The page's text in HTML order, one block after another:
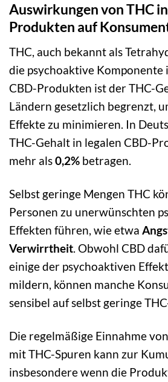
Auswirkungen von THC
Produkten auf
THC, auch bekannt als
die psychoaktive Komponente
CBD-Produkten ist der THC-
Ländern gesetzlich begrenzt,
Effekte zu minimieren. In
THC-Gehalt in legalen CBD-
mehr als0,2% betragen.
Selbst geringe Mengen THC
Personen zu unerwünschten
Effekten führen, wie etwa
Verwirrtheit. Obwohl CBD
einige der psychoaktiven
mildern, können manche
sensibel auf selbst geringe
Die regelmäßige Einnahme
mit THC-Spuren kann zur
insbesondere wenn die